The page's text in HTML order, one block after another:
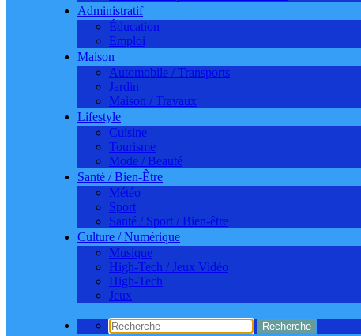
Administratif
Éducation
Emploi
Maison
Automobile / Transports
Jardin
Maison / Travaux
Lifestyle
Cuisine
Tourisme
Mode / Beauté
Santé / Bien-Être
Météo
Sport
Santé / Sport / Bien-être
Culture / Numérique
Musique
High-Tech / Jeux Vidéo
High-Tech
Jeux